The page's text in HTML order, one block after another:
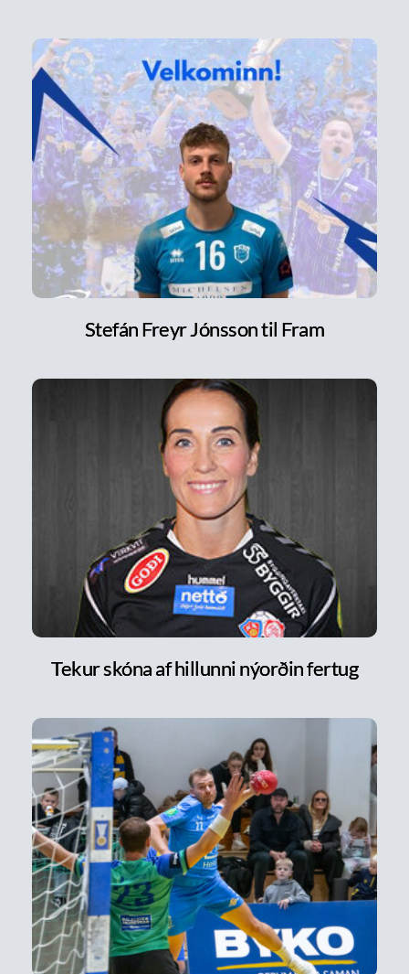
Stefán Freyr Jónsson til Fram
Tekur skóna af hillunni nýorðin fertug